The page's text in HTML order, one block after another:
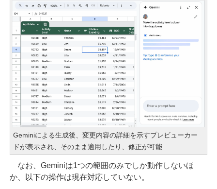
Geminiによる生成後、変更内容の詳細を示すプレビューカー
ドが表示され、そのまま適用したり、修正が可能
なお、Geminiは1つの範囲のみでしか動作しないほ
か、以下の操作は現在対応していない。